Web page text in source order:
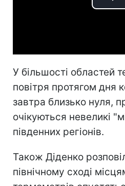
У більшості областей
повітря протягом дня
завтра близько нуля,
очікуються невеликі
південних регіонів.
Також Діденко
північному сході